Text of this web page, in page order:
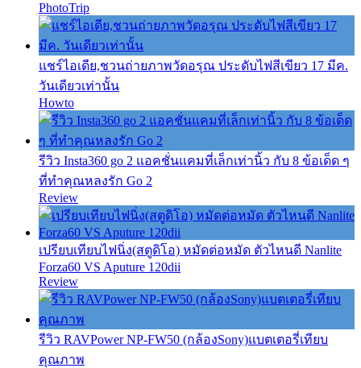
PhotoTrip
แชร์ไอเดีย,ชวนถ่ายภาพวัดอรุณ ประดับไฟสีเขียว 17 มีค.
วันเดียวเท่านั้น
Howto
รีวิว Insta360 go 2 แอคชั่นแคมที่เล็กเท่านิ้ว กับ 8 ข้อเด็ด ๆ
ที่ทำคุณหลงรัก Go 2
Review
เปรียบเทียบไฟนิ่ง(สตูดิโอ) หมัดต่อหมัด ตัวไหนดี Nanlite
Forza60 VS Aputure 120dii
Review
รีวิว RAVPower NP-FW50 (กล้องSony)แบตเตอรี่เทียบ
คุณภาพ